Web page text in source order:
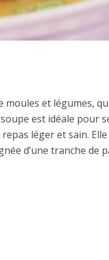
moules et légumes,
est idéale pour
léger et sain.
d’une tranche de